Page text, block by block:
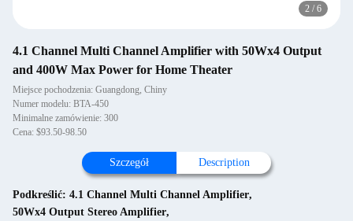
2 / 6
4.1 Channel Multi Channel Amplifier with 50Wx4 Output
and 400W Max Power for Home Theater
Miejsce pochodzenia: Guangdong, Chiny
Numer modelu: BTA-450
Minimalne zamówienie: 300
Cena: $93.50-98.50
Szczegół Description
Podkreślić: 4.1 Channel Multi Channel Amplifier,
50Wx4 Output Stereo Amplifier,